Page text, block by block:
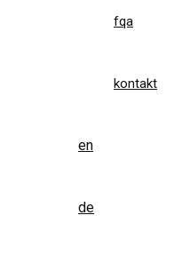
fqa
kontakt
en
de